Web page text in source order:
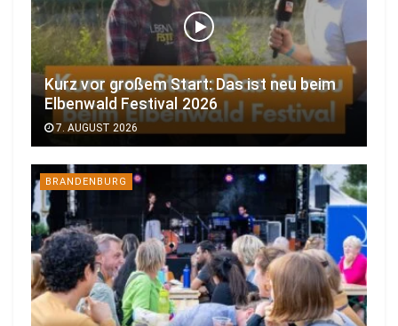
Kurz vor großem Start: Das ist neu beim
Elbenwald Festival 2026
7. AUGUST 2026
BRANDENBURG